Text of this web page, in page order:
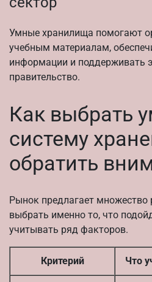
Умные хранилища помогают
учебным материалам,
информации и поддерживать
правительство.
Как выбрать
систему
обратить
Рынок предлагает множество
выбрать именно то, что
учитывать ряд факторов.
Критерий Что